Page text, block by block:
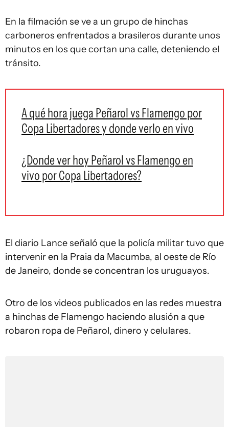
En la filmación se ve a un grupo de hinchas
carboneros enfrentados a brasileros durante unos
minutos en los que cortan una calle, deteniendo el
tránsito.
A qué hora juega Peñarol vs Flamengo por
Copa Libertadores y donde verlo en vivo
¿Donde ver hoy Peñarol vs Flamengo en
vivo por Copa Libertadores?
El diario Lance señaló que la policía militar tuvo que
intervenir en la Praia da Macumba, al oeste de Río
de Janeiro, donde se concentran los uruguayos.
Otro de los videos publicados en las redes muestra
a hinchas de Flamengo haciendo alusión a que
robaron ropa de Peñarol, dinero y celulares.